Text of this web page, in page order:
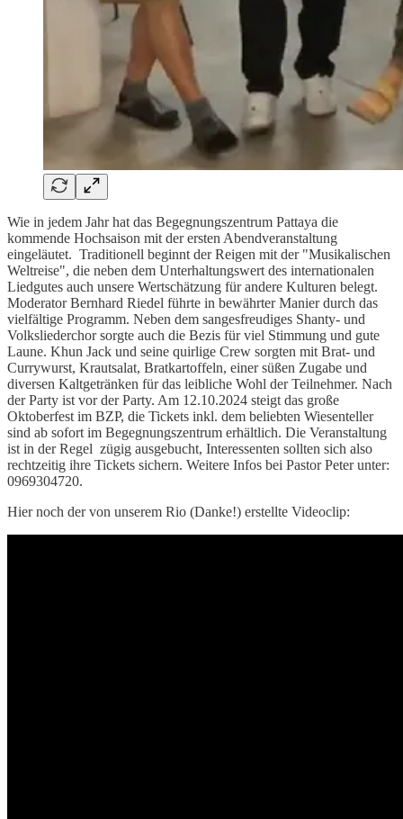
Wie in jedem Jahr hat das Begegnungszentrum Pattaya die
kommende Hochsaison mit der ersten Abendveranstaltung
eingeläutet. Traditionell beginnt der Reigen mit der "Musikalischen
Weltreise", die neben dem Unterhaltungswert des internationalen
Liedgutes auch unsere Wertschätzung für andere Kulturen belegt.
Moderator Bernhard Riedel führte in bewährter Manier durch das
vielfältige Programm. Neben dem sangesfreudiges Shanty- und
Volksliederchor sorgte auch die Bezis für viel Stimmung und gute
Laune. Khun Jack und seine quirlige Crew sorgten mit Brat- und
Currywurst, Krautsalat, Bratkartoffeln, einer süßen Zugabe und
diversen Kaltgetränken für das leibliche Wohl der Teilnehmer. Nach
der Party ist vor der Party. Am 12.10.2024 steigt das große
Oktoberfest im BZP, die Tickets inkl. dem beliebten Wiesenteller
sind ab sofort im Begegnungszentrum erhältlich. Die Veranstaltung
ist in der Regel zügig ausgebucht, Interessenten sollten sich also
rechtzeitig ihre Tickets sichern. Weitere Infos bei Pastor Peter unter:
0969304720.
Hier noch der von unserem Rio (Danke!) erstellte Videoclip: